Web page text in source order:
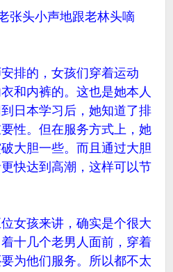
头小声地跟老林头嘀
的，女孩们穿着运动
和内裤的。这也是她本人
日本学习后，她知道了排
性。但在服务方式上，她
大胆一些。而且通过大胆
快达到高潮，这样可以节
孩来讲，确实是个很大
十几个老男人面前，穿着
为他们服务。所以都不太